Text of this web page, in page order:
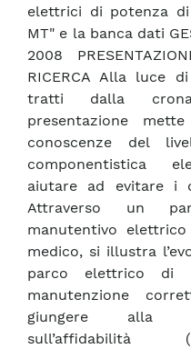
elettrici di potenza
MT" e la banca dati
2008
RICERCA Alla luce
tratti dalla
presentazione
conoscenze del
componentistica
aiutare ad evitare i
Attraverso un
manutentivo elettrico
medico, si illustra
parco elettrico di
manutenzione
giungere alla
sull’affidabilità